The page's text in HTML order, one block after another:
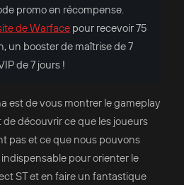
promo en récompense.
de Warface pour recevoir 75
un booster de maîtrise de 7
de 7 jours !
est de vous montrer le gameplay
de découvrir ce que les joueurs
pas et ce que nous pouvons
pour orienter le
ST et en faire un fantastique